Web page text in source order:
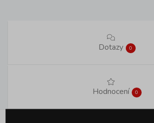
Dotazy 0
Hodnocení 0